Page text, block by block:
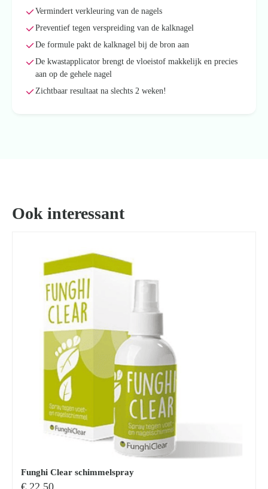
Vermindert verkleuring van de nagels
Preventief tegen verspreiding van de kalknagel
De formule pakt de kalknagel bij de bron aan
De kwastapplicator brengt de vloeistof makkelijk en precies
aan op de gehele nagel
Zichtbaar resultaat na slechts 2 weken!
Ook interessant
Funghi Clear schimmelspray
€ 22.50